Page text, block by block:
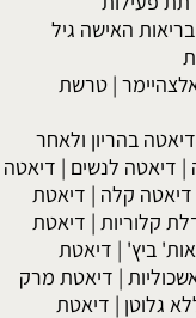
בריאות האישה גיל
|טרשת
דיאטה בהריון ולאחר
| דיאטה לנשים | דיאטה
דיאטה קלה | דיאטת
קלוריות | דיאטת
ביץ' | דיאטת
| דיאטת מרק
גלוטן | דיאטת